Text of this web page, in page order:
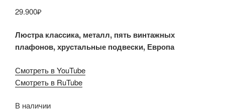
29.900₽
Люстра классика, металл, пять винтажных
плафонов, хрустальные подвески, Европа
Смотреть в YouTube
Смотреть в RuTube
В наличии